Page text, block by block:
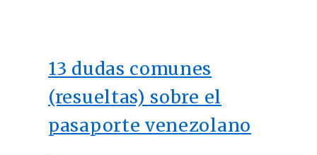
13 dudas comunes
(resueltas) sobre el
pasaporte venezolano